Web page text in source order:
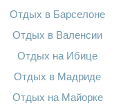
Отдых в Барселоне
Отдых в Валенсии
Отдых на Ибице
Отдых в Мадриде
Отдых на Майорке